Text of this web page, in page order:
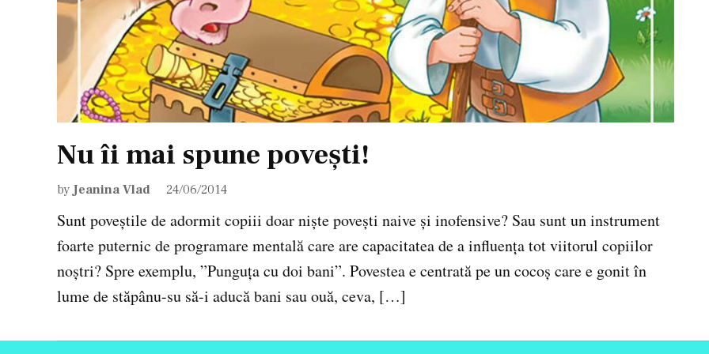
Nu îi mai spune povești!
by Jeanina Vlad 24/06/2014
Sunt poveștile de adormit copiii doar niște povești naive și inofensive? Sau sunt un instrument
foarte puternic de programare mentală care are capacitatea de a influența tot viitorul copiilor
noștri? Spre exemplu, ”Punguța cu doi bani”. Povestea e centrată pe un cocoș care e gonit în
lume de stăpânu-su să-i aducă bani sau ouă, ceva, […]